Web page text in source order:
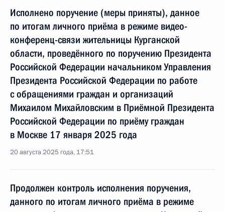
Исполнено поручение (меры приняты), данное
по итогам личного приёма в режиме видео-
конференц-связи жительницы Курганской
области, проведённого по поручению Президента
Российской Федерации начальником Управления
Президента Российской Федерации по работе
с обращениями граждан и организаций
Михаилом Михайловским в Приёмной Президента
Российской Федерации по приёму граждан
в Москве 17 января 2025 года
20 августа 2025 года, 17:51
Продолжен контроль исполнения поручения,
данного по итогам личного приёма в режиме